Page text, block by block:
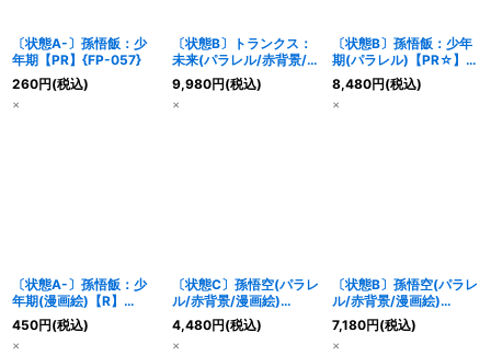
〔状態A-〕孫悟飯：少
年期【PR】{FP-057}
260円(税込)
×
〔状態B〕トランクス：
未来(パラレル/赤背景/
漫画絵)【UC☆】
{SB02-011}
9,980円(税込)
×
〔状態B〕孫悟飯：少年
期(パラレル)【PR☆】
{FP-057}
8,480円(税込)
×
〔状態A-〕孫悟飯：少
年期(漫画絵)【R】
{SB02-006}
450円(税込)
×
〔状態C〕孫悟空(パラレ
ル/赤背景/漫画絵)
【UC☆】{SB02-003}
4,480円(税込)
×
〔状態B〕孫悟空(パラレ
ル/赤背景/漫画絵)
【UC☆】{SB02-003}
7,180円(税込)
×